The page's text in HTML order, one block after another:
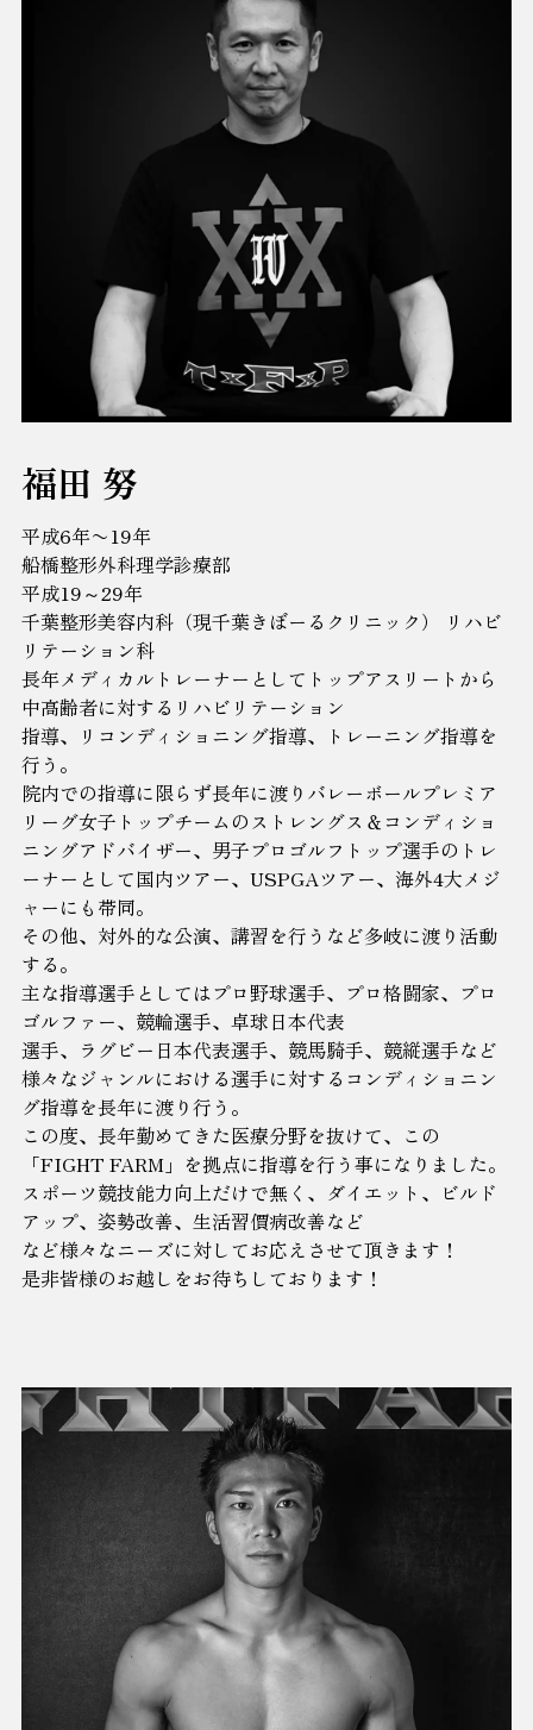
福田 努
平成6年〜19年
船橋整形外科理学診療部
平成19～29年
千葉整形美容内科（現千葉きぼーるクリニック） リハビ
リテーション科
長年メディカルトレーナーとしてトップアスリートから
中高齢者に対するリハビリテーション
指導、リコンディショニング指導、トレーニング指導を
行う。
院内での指導に限らず長年に渡りバレーボールプレミア
リーグ女子トップチームのストレングス＆コンディショ
ニングアドバイザー、男子プロゴルフトップ選手のトレ
ーナーとして国内ツアー、USPGAツアー、海外4大メジ
ャーにも帯同。
その他、対外的な公演、講習を行うなど多岐に渡り活動
する。
主な指導選手としてはプロ野球選手、プロ格闘家、プロ
ゴルファー、競輪選手、卓球日本代表
選手、ラグビー日本代表選手、競馬騎手、競縦選手など
様々なジャンルにおける選手に対するコンディショニン
グ指導を長年に渡り行う。
この度、長年勤めてきた医療分野を抜けて、この
「FIGHT FARM」を拠点に指導を行う事になりました。
スポーツ競技能力向上だけで無く、ダイエット、ビルド
アップ、姿勢改善、生活習價病改善など
など様々なニーズに対してお応えさせて頂きます！
是非皆様のお越しをお待ちしております！